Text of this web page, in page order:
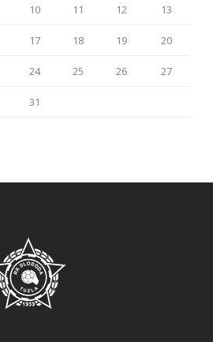
10 11 12 13
17 18 19 20
24 25 26 27
31